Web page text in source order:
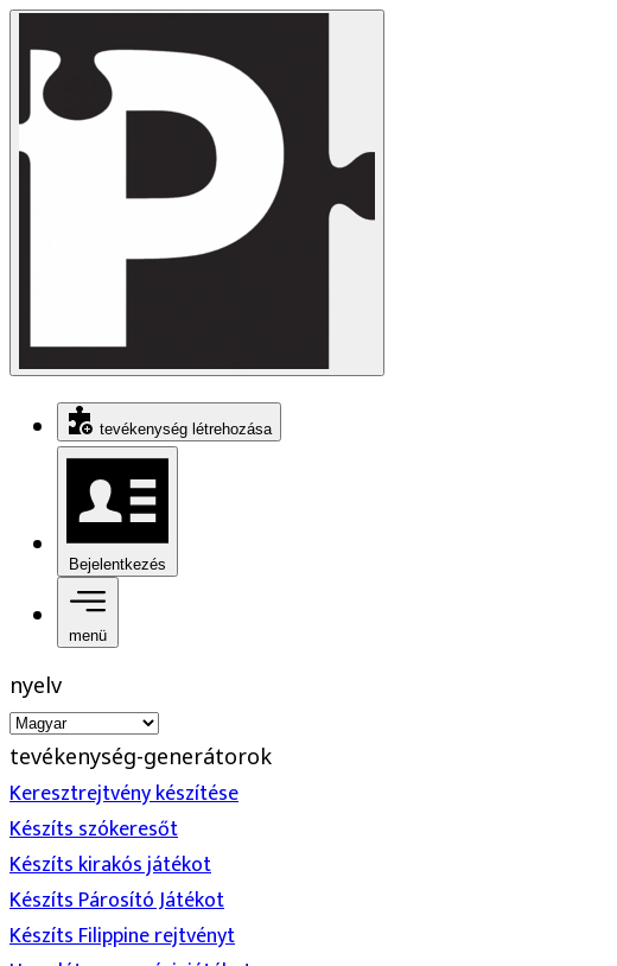
tevékenység létrehozása
Bejelentkezés
menü
nyelv
tevékenység-generátorok
Keresztrejtvény készítése
Készíts szókeresőt
Készíts kirakós játékot
Készíts Párosító Játékot
Készíts Filippine rejtvényt